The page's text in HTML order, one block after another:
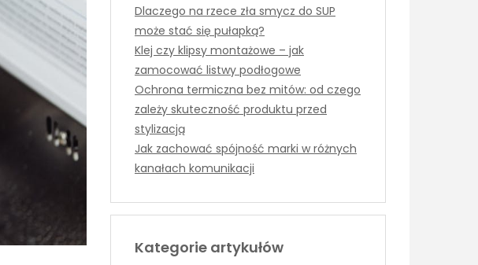
Dlaczego na rzece zła smycz do SUP
może stać się pułapką?
Klej czy klipsy montażowe – jak
zamocować listwy podłogowe
Ochrona termiczna bez mitów: od czego
zależy skuteczność produktu przed
stylizacją
Jak zachować spójność marki w różnych
kanałach komunikacji
Kategorie artykułów